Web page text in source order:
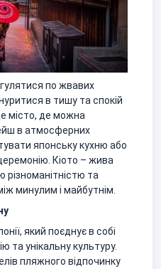
по жвавих
в тишу та спокій
місто, де можна
в атмосферних
японську кухню або
Кіото – жива
різноманітністю та
минулим і майбутнім.
який поєднує в собі
та унікальну культуру.
пляжного відпочинку